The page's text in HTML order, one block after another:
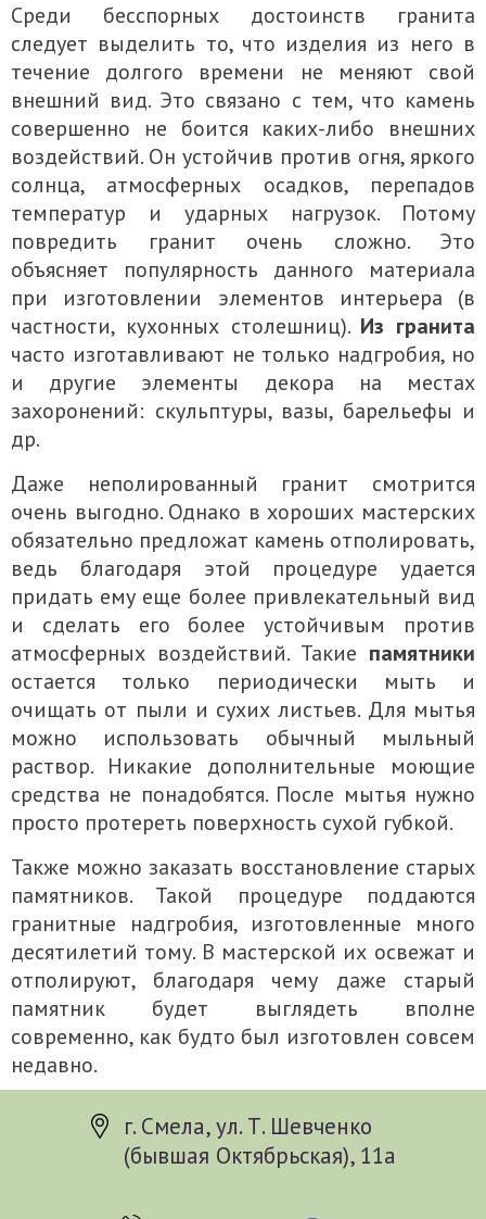
Среди бесспорных достоинств гранита
следует выделить то, что изделия из него в
течение долгого времени не меняют свой
внешний вид. Это связано с тем, что камень
совершенно не боится каких-либо внешних
воздействий. Он устойчив против огня, яркого
солнца, атмосферных осадков, перепадов
температур и ударных нагрузок. Потому
повредить гранит очень сложно. Это
объясняет популярность данного материала
при изготовлении элементов интерьера (в
частности, кухонных столешниц). Из гранита
часто изготавливают не только надгробия, но
и другие элементы декора на местах
захоронений: скульптуры, вазы, барельефы и
др.
Даже неполированный гранит смотрится
очень выгодно. Однако в хороших мастерских
обязательно предложат камень отполировать,
ведь благодаря этой процедуре удается
придать ему еще более привлекательный вид
и сделать его более устойчивым против
атмосферных воздействий. Такие памятники
остается только периодически мыть и
очищать от пыли и сухих листьев. Для мытья
можно использовать обычный мыльный
раствор. Никакие дополнительные моющие
средства не понадобятся. После мытья нужно
просто протереть поверхность сухой губкой.
Также можно заказать восстановление старых
памятников. Такой процедуре поддаются
гранитные надгробия, изготовленные много
десятилетий тому. В мастерской их освежат и
отполируют, благодаря чему даже старый
памятник будет выглядеть вполне
современно, как будто был изготовлен совсем
недавно.
г. Смела, ул. Т. Шевченко
(бывшая Октябрьская), 11а